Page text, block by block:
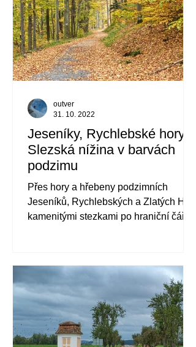
Jeseníky, Rychlebské hory a
Slezská nížina v barvách
podzimu
Přes hory a hřebeny podzimních
Jeseníků, Rychlebských a Zlatých Hor,
kamenitými stezkami po hraniční čáře i
outver
31. 10. 2022